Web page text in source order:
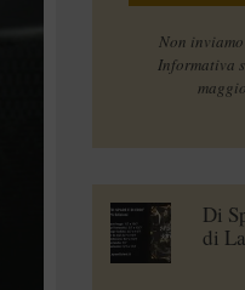
Non
Informativa
Di
di